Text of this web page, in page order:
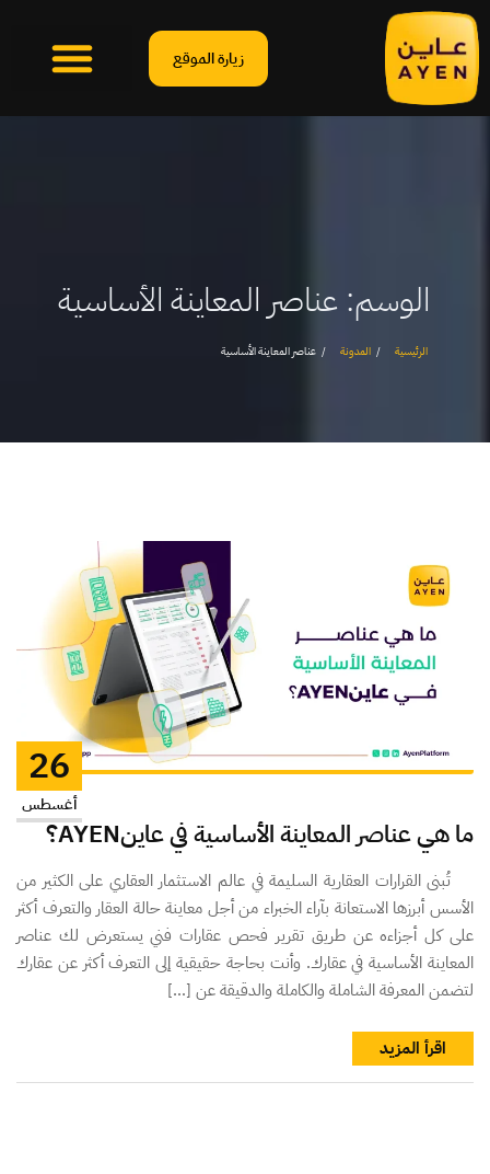
زيارة الموقع
الوسم: عناصر المعاينة الأساسية
الرئيسية المدونة عناصر المعاينة الأساسية
ما هي عناصر المعاينة الأساسية في عاينAYEN؟
تُبنى القرارات العقارية السليمة في عالم الاستثمار العقاري على الكثير من
الأسس أبرزها الاستعانة بآراء الخبراء من أجل معاينة حالة العقار والتعرف أكثر
على كل أجزاءه عن طريق تقرير فحص عقارات فني يستعرض لك عناصر
المعاينة الأساسية في عقارك. وأنت بحاجة حقيقية إلى التعرف أكثر عن عقارك
لتضمن المعرفة الشاملة والكاملة والدقيقة عن […]
26
أغسطس
اقرأ المزيد